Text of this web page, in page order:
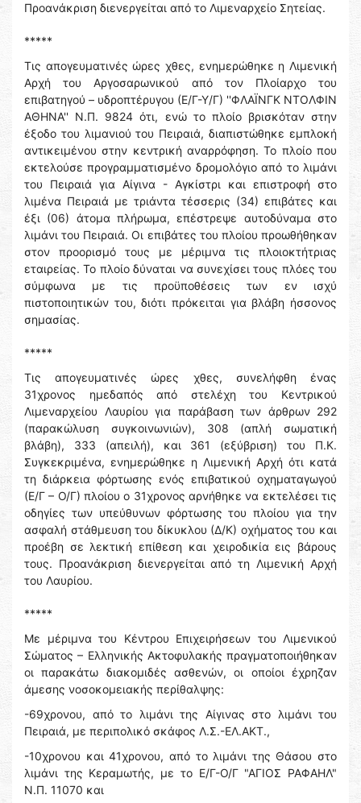
Προανάκριση διενεργείται από το Λιμεναρχείο Σητείας.
*****
Τις απογευματινές ώρες χθες, ενημερώθηκε η Λιμενική
Αρχή του Αργοσαρωνικού από τον Πλοίαρχο του
επιβατηγού – υδροπτέρυγου (Ε/Γ-Υ/Γ) ''ΦΛΑΪΝΓΚ ΝΤΟΛΦΙΝ
ΑΘΗΝΑ'' Ν.Π. 9824 ότι, ενώ το πλοίο βρισκόταν στην
έξοδο του λιμανιού του Πειραιά, διαπιστώθηκε εμπλοκή
αντικειμένου στην κεντρική αναρρόφηση. Το πλοίο που
εκτελούσε προγραμματισμένο δρομολόγιο από το λιμάνι
του Πειραιά για Αίγινα - Αγκίστρι και επιστροφή στο
λιμένα Πειραιά με τριάντα τέσσερις (34) επιβάτες και
έξι (06) άτομα πλήρωμα, επέστρεψε αυτοδύναμα στο
λιμάνι του Πειραιά. Οι επιβάτες του πλοίου προωθήθηκαν
στον προορισμό τους με μέριμνα τις πλοιοκτήτριας
εταιρείας. Το πλοίο δύναται να συνεχίσει τους πλόες του
σύμφωνα με τις προϋποθέσεις των εν ισχύ
πιστοποιητικών του, διότι πρόκειται για βλάβη ήσσονος
σημασίας.
*****
Τις απογευματινές ώρες χθες, συνελήφθη ένας
31χρονος ημεδαπός από στελέχη του Κεντρικού
Λιμεναρχείου Λαυρίου για παράβαση των άρθρων 292
(παρακώλυση συγκοινωνιών), 308 (απλή σωματική
βλάβη), 333 (απειλή), και 361 (εξύβριση) του Π.Κ.
Συγκεκριμένα, ενημερώθηκε η Λιμενική Αρχή ότι κατά
τη διάρκεια φόρτωσης ενός επιβατικού οχηματαγωγού
(Ε/Γ – Ο/Γ) πλοίου ο 31χρονος αρνήθηκε να εκτελέσει τις
οδηγίες των υπεύθυνων φόρτωσης του πλοίου για την
ασφαλή στάθμευση του δίκυκλου (Δ/Κ) οχήματος του και
προέβη σε λεκτική επίθεση και χειροδικία εις βάρους
τους. Προανάκριση διενεργείται από τη Λιμενική Αρχή
του Λαυρίου.
*****
Με μέριμνα του Κέντρου Επιχειρήσεων του Λιμενικού
Σώματος – Ελληνικής Ακτοφυλακής πραγματοποιήθηκαν
οι παρακάτω διακομιδές ασθενών, οι οποίοι έχρηζαν
άμεσης νοσοκομειακής περίθαλψης:
-69χρονου, από το λιμάνι της Αίγινας στο λιμάνι του
Πειραιά, με περιπολικό σκάφος Λ.Σ.-ΕΛ.ΑΚΤ.,
-10χρονου και 41χρονου, από το λιμάνι της Θάσου στο
λιμάνι της Κεραμωτής, με το Ε/Γ-Ο/Γ "ΑΓΙΟΣ ΡΑΦΑΗΛ"
Ν.Π. 11070 και